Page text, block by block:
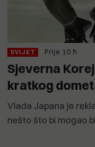
SVIJET Prije 10 h
Sjeverna
kratkog
Vlada Japana je
nešto što bi mogao